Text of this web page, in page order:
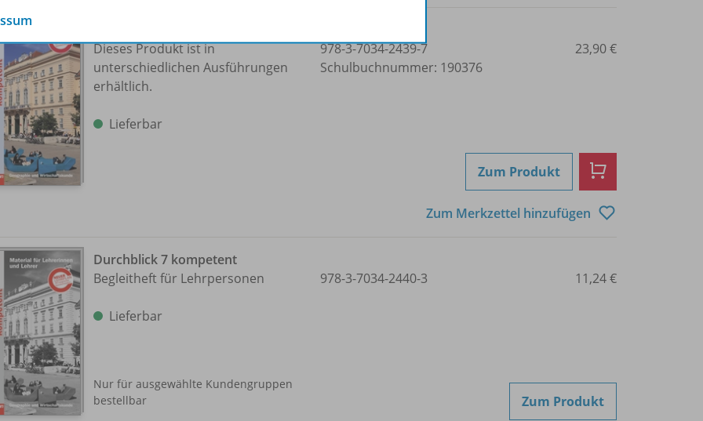
Dieses Produkt ist in
unterschiedlichen Ausführungen
erhältlich.
Lieferbar
978-3-7034-2439-7
Schulbuchnummer: 190376
23,90 €
Zum Produkt
Zum Merkzettel hinzufügen
Durchblick 7 kompetent
Begleitheft für Lehrpersonen
Lieferbar
Nur für ausgewählte Kundengruppen
bestellbar
978-3-7034-2440-3 11,24 €
Zum Produkt